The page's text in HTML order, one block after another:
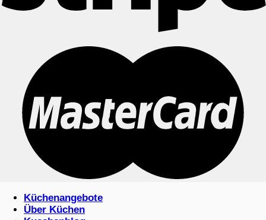
Küchenangebote
Über Küchen